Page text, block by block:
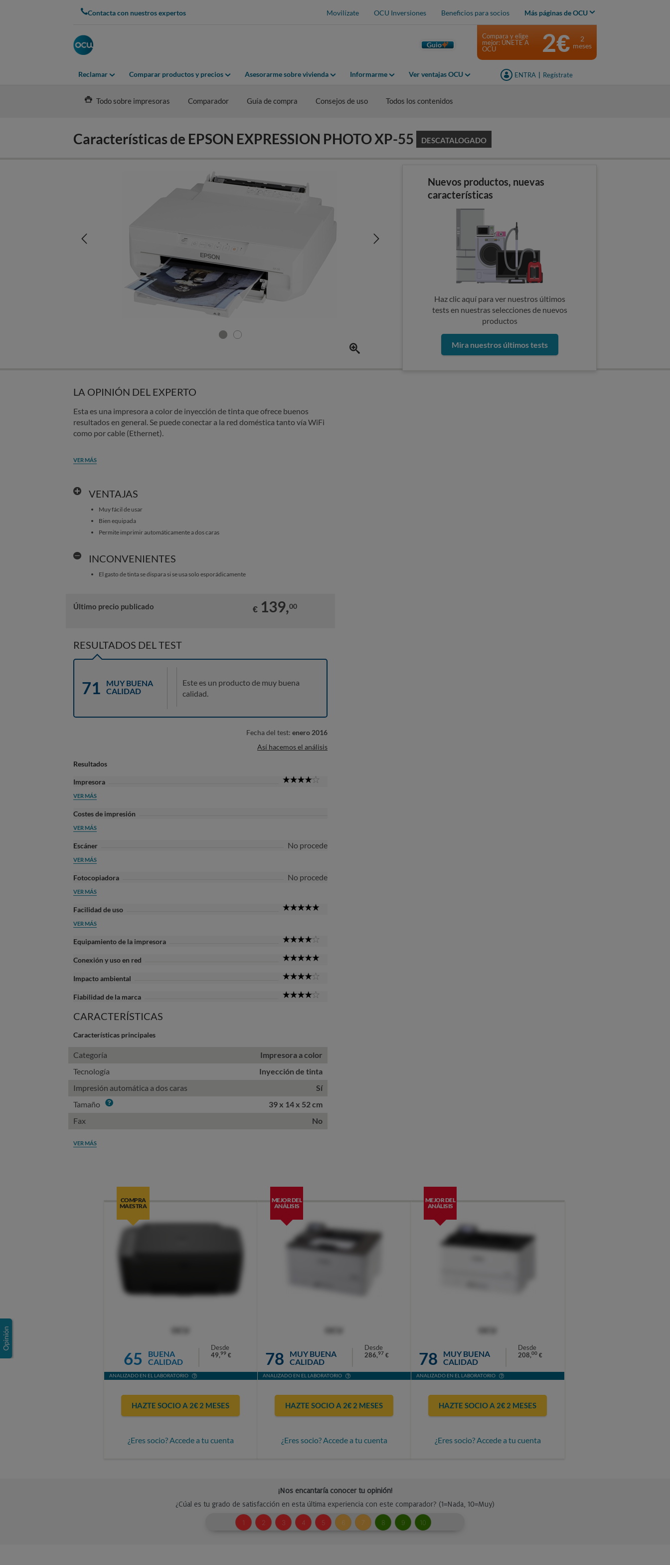
Contacta con nuestros expertos Movilízate OCU Inversiones Beneficios para socios Más páginas de OCU
Guio
Reclamar Comparar productos y precios Asesorarme sobre vivienda Informarme Ver ventajas OCU ENTRA Regístrate
Compara y elige
mejor: ÚNETE A
OCU
2€
2
meses
Todo sobre impresoras Comparador Guía de compra Consejos de uso Todos los contenidos
Características de EPSON EXPRESSION PHOTO XP-55 DESCATALOGADO
Nuevos productos, nuevas
características
Haz clic aquí para ver nuestros últimos
tests en nuestras selecciones de nuevos
productos
Mira nuestros últimos tests
LA OPINIÓN DEL EXPERTO
Esta es una impresora a color de inyección de tinta que ofrece buenos
resultados en general. Se puede conectar a la red doméstica tanto vía WiFi
como por cable (Ethernet).
VER MÁS
VENTAJAS
Muy fácil de usar
Bien equipada
Permite imprimir automáticamente a dos caras
INCONVENIENTES
El gasto de tinta se dispara si se usa solo esporádicamente
Último precio publicado € 139,00
RESULTADOS DEL TEST
71
MUY BUENA
CALIDAD
Este es un producto de muy buena
calidad.
Fecha del test: enero 2016
Así hacemos el análisis
Resultados
Impresora
VER MÁS
Costes de impresión
VER MÁS
Escáner No procede
VER MÁS
Fotocopiadora No procede
VER MÁS
Facilidad de uso
VER MÁS
Equipamiento de la impresora
Conexión y uso en red
Impacto ambiental
Fiabilidad de la marca
CARACTERÍSTICAS
Características principales
Categoría
Impresora a color
Tecnología
Inyección de tinta
Impresión automática a dos caras
Sí
Tamaño Info
39 x 14 x 52 cm
Fax
No
VER MÁS
COMPRA
MAESTRA
65
BUENA
CALIDAD
Desde
49,99 €
ANALIZADO EN EL LABORATORIO
HAZTE SOCIO A 2€ 2 MESES
¿Eres socio? Accede a tu cuenta
MEJOR DEL
ANÁLISIS
78
MUY BUENA
CALIDAD
Desde
286,97 €
ANALIZADO EN EL LABORATORIO
HAZTE SOCIO A 2€ 2 MESES
¿Eres socio? Accede a tu cuenta
MEJOR DEL
ANÁLISIS
78
MUY BUENA
CALIDAD
Desde
208,00 €
ANALIZADO EN EL LABORATORIO
HAZTE SOCIO A 2€ 2 MESES
¿Eres socio? Accede a tu cuenta